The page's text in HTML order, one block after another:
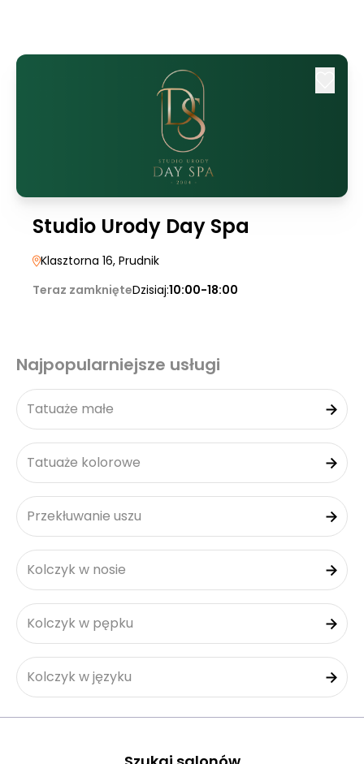
Studio Urody Day Spa
Klasztorna 16, Prudnik
Teraz zamknięteDzisiaj:10:00-18:00
Najpopularniejsze usługi
Tatuaże małe
Tatuaże kolorowe
Przekłuwanie uszu
Kolczyk w nosie
Kolczyk w pępku
Kolczyk w języku